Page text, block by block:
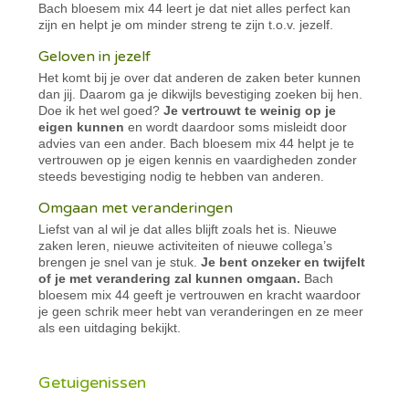
Bach bloesem mix 44 leert je dat niet alles perfect kan
zijn en helpt je om minder streng te zijn t.o.v. jezelf.
Geloven in jezelf
Het komt bij je over dat anderen de zaken beter kunnen
dan jij. Daarom ga je dikwijls bevestiging zoeken bij hen.
Doe ik het wel goed?Je vertrouwt te weinig op je
eigen kunnen en wordt daardoor soms misleidt door
advies van een ander. Bach bloesem mix 44 helpt je te
vertrouwen op je eigen kennis en vaardigheden zonder
steeds bevestiging nodig te hebben van anderen.
Omgaan met veranderingen
Liefst van al wil je dat alles blijft zoals het is. Nieuwe
zaken leren, nieuwe activiteiten of nieuwe collega’s
brengen je snel van je stuk.Je bent onzeker en twijfelt
of je met verandering zal kunnen omgaan. Bach
bloesem mix 44 geeft je vertrouwen en kracht waardoor
je geen schrik meer hebt van veranderingen en ze meer
als een uitdaging bekijkt.
Getuigenissen